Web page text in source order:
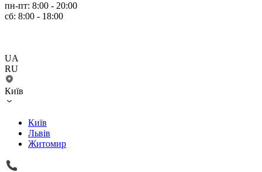
пн-пт: 8:00 - 20:00
сб: 8:00 - 18:00
UA
RU
Київ
Київ
Львів
Житомир